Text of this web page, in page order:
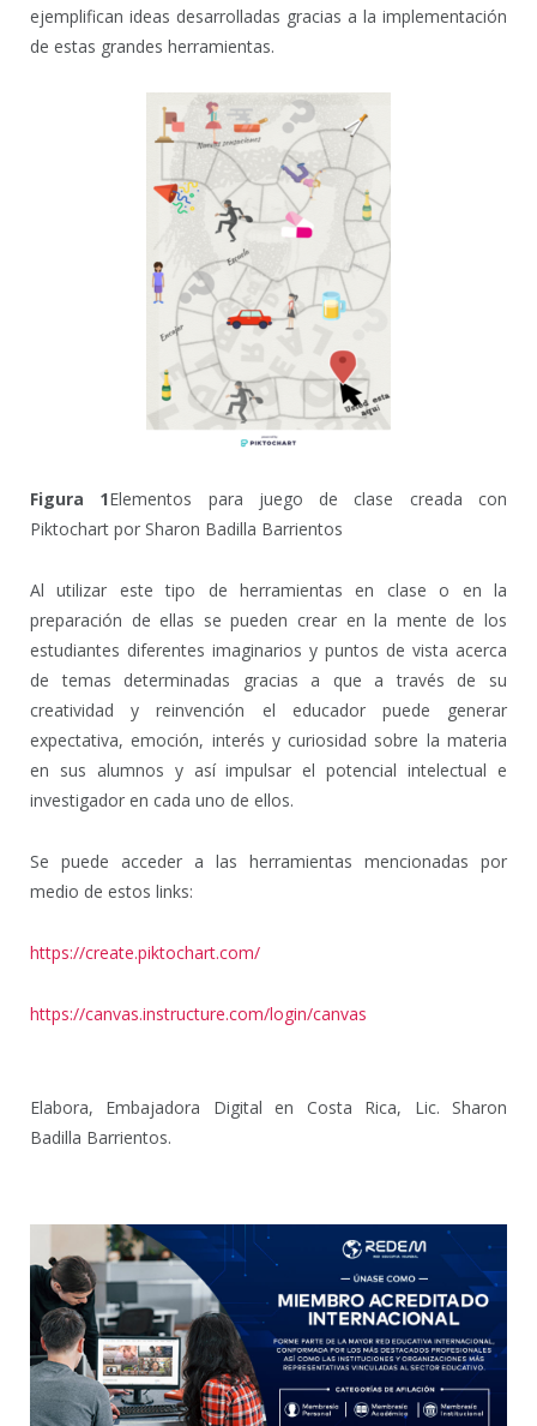
ejemplifican ideas desarrolladas gracias a la implementación
de estas grandes herramientas.
Figura 1Elementos para juego de clase creada con
Piktochart por Sharon Badilla Barrientos
Al utilizar este tipo de herramientas en clase o en la
preparación de ellas se pueden crear en la mente de los
estudiantes diferentes imaginarios y puntos de vista acerca
de temas determinadas gracias a que a través de su
creatividad y reinvención el educador puede generar
expectativa, emoción, interés y curiosidad sobre la materia
en sus alumnos y así impulsar el potencial intelectual e
investigador en cada uno de ellos.
Se puede acceder a las herramientas mencionadas por
medio de estos links:
https://create.piktochart.com/
https://canvas.instructure.com/login/canvas
Elabora, Embajadora Digital en Costa Rica, Lic. Sharon
Badilla Barrientos.